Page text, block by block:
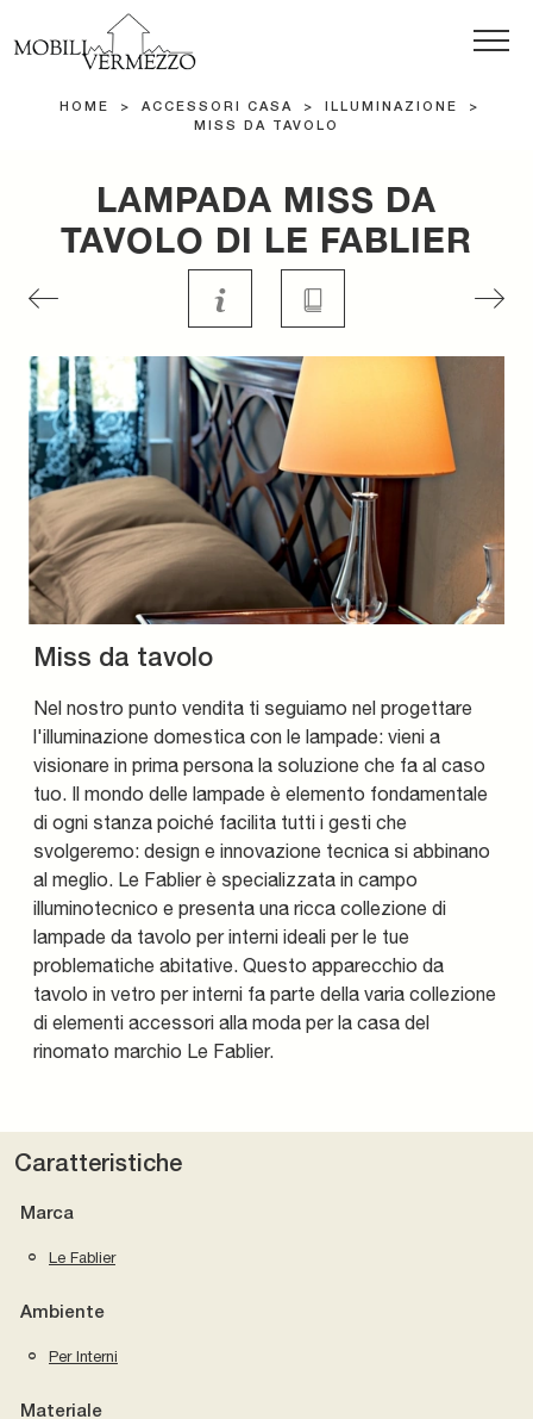
HOME > ACCESSORI CASA > ILLUMINAZIONE
>
MISS DA TAVOLO
LAMPADA MISS DA
TAVOLO DI LE FABLIER
Miss da tavolo
Nel nostro punto vendita ti seguiamo nel progettare
l'illuminazione domestica con le lampade: vieni a
visionare in prima persona la soluzione che fa al caso
tuo. Il mondo delle lampade è elemento fondamentale
di ogni stanza poiché facilita tutti i gesti che
svolgeremo: design e innovazione tecnica si abbinano
al meglio. Le Fablier è specializzata in campo
illuminotecnico e presenta una ricca collezione di
lampade da tavolo per interni ideali per le tue
problematiche abitative. Questo apparecchio da
tavolo in vetro per interni fa parte della varia collezione
di elementi accessori alla moda per la casa del
rinomato marchio Le Fablier.
Caratteristiche
Marca
Le Fablier
Ambiente
Per Interni
Materiale